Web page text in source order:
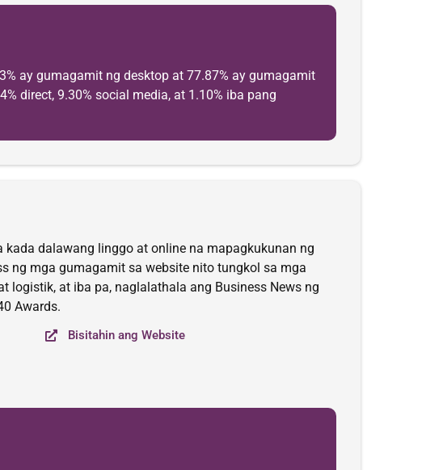
ay gumagamit ng desktop at 77.87% ay gumagamit
direct, 9.30% social media, at 1.10% iba pang
dalawang linggo at online na mapagkukunan ng
ng mga gumagamit sa website nito tungkol sa mga
logistik, at iba pa, naglalathala ang Business News ng
Awards.
Bisitahin ang Website